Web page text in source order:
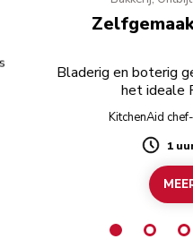
Bladerig en boterig
het ideale
KitchenAid
1